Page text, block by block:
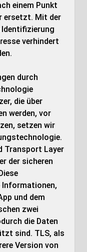
einem Punkt
ersetzt. Mit der
Identifizierung
verhindert
durch
die über
werden, vor
setzen wir
Transport Layer
der sicheren
Informationen,
und dem
zwei
die Daten
sind. TLS, als
Version von